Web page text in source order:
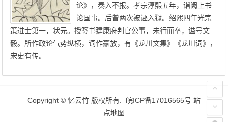
论》，奏入不报。孝宗淳熙五年，诣阙上书
论国事。后曾两次被诬入狱。绍熙四年光宗
策进士第一，状元。授签书建康府判官公事，未行而卒，谥号文
毅。所作政论气势纵横，词作豪放，有《龙川文集》《龙川词》，
宋史有传。
Copyright © 忆云竹 版权所有. 皖ICP备17016565号 站
点地图